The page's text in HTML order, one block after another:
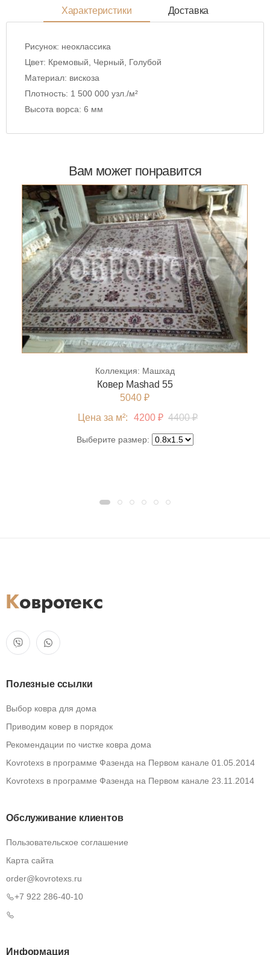
Характеристики Доставка
Рисунок: неоклассика
Цвет: Кремовый, Черный, Голубой
Материал: вискоза
Плотность: 1 500 000 узл./м²
Высота ворса: 6 мм
Вам может понравится
Коллекция: Машхад
Ковер Mashad 55
5040 ₽
Цена за м²:
4200 ₽ 4400 ₽
Выберите размер:
Полезные ссылки
Выбор ковра для дома
Приводим ковер в порядок
Рекомендации по чистке ковра дома
Kovrotexs в программе Фазенда на Первом канале 01.05.2014
Kovrotexs в программе Фазенда на Первом канале 23.11.2014
Обслуживание клиентов
Пользовательское соглашение
Карта сайта
order@kovrotexs.ru
+7 922 286-40-10
Информация